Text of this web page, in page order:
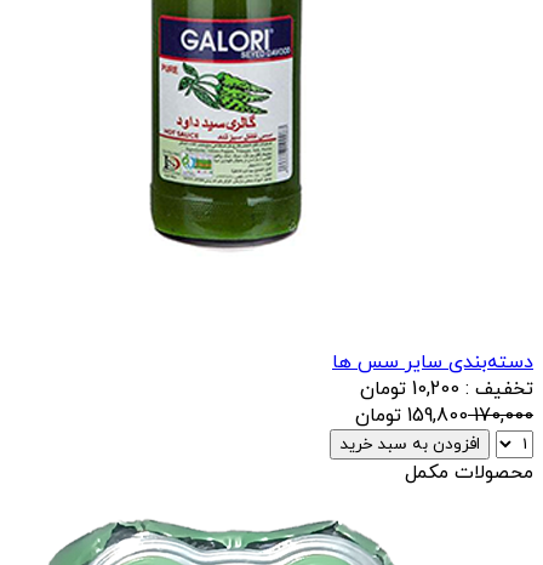
دسته‌بندی سایر سس ها
تخفیف : 10,200 تومان
170,000
159,800 تومان
افزودن به سبد خرید
محصولات مکمل